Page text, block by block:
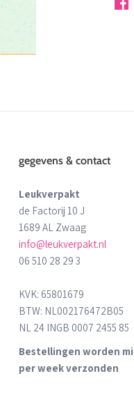
gegevens & contact
Leukverpakt
de Factorij 10 J
1689 AL Zwaag
info@leukverpakt.nl
06 510 28 29 3
KVK: 65801679
BTW: NL002176472B05
NL 24 INGB 0007 2455 85
Bestellingen worden
per week verzonden